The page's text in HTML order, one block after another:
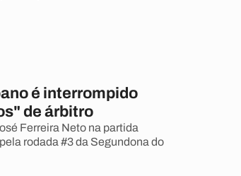
é interrompido
de árbitro
Ferreira Neto na partida
rodada #3 da Segundona do